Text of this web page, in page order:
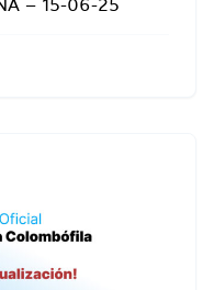
– 15-06-25